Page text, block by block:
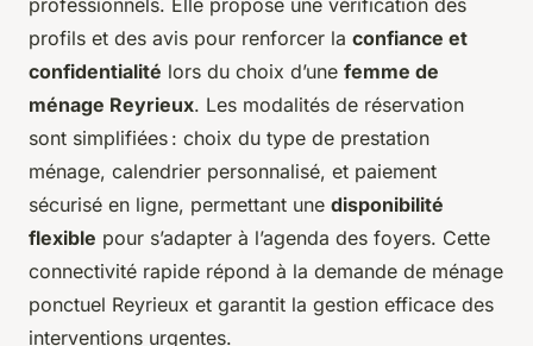
professionnels. Elle propose une vérification des
profils et des avis pour renforcer la confiance et
confidentialité lors du choix d’une femme de
ménage Reyrieux. Les modalités de réservation
sont simplifiées : choix du type de prestation
ménage, calendrier personnalisé, et paiement
sécurisé en ligne, permettant une disponibilité
flexible pour s’adapter à l’agenda des foyers. Cette
connectivité rapide répond à la demande de ménage
ponctuel Reyrieux et garantit la gestion efficace des
interventions urgentes.